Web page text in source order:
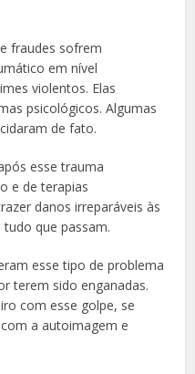
fraudes sofrem
em nível
violentos. Elas
psicológicos. Algumas
de fato.
esse trauma
e de terapias
danos irreparáveis às
que passam.
esse tipo de problema
terem sido enganadas.
com esse golpe, se
a autoimagem e